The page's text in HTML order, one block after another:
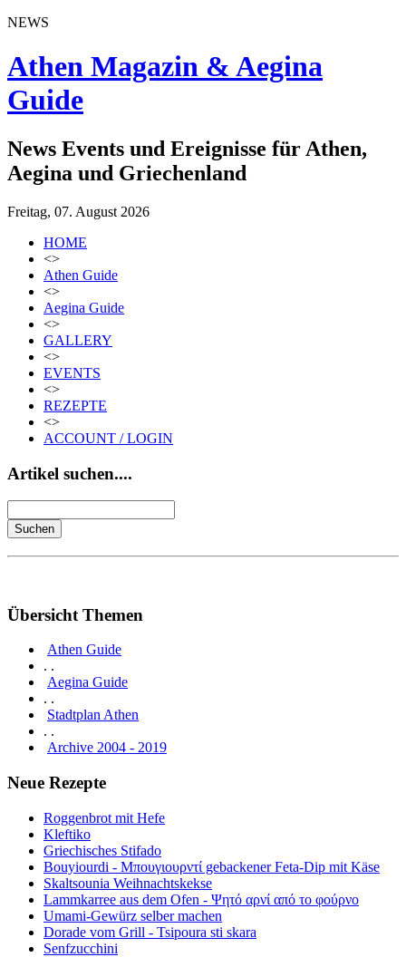
NEWS
Athen Magazin & Aegina
Guide
News Events und Ereignisse für Athen,
Aegina und Griechenland
Freitag, 07. August 2026
HOME
<>
Athen Guide
<>
Aegina Guide
<>
GALLERY
<>
EVENTS
<>
REZEPTE
<>
ACCOUNT / LOGIN
Artikel suchen....
Übersicht Themen
Athen Guide
. .
Aegina Guide
. .
Stadtplan Athen
. .
Archive 2004 - 2019
Neue Rezepte
Roggenbrot mit Hefe
Kleftiko
Griechisches Stifado
Bouyiourdi - Μπουγιουρντί gebackener Feta-Dip mit Käse
Skaltsounia Weihnachtskekse
Lammkarree aus dem Ofen - Ψητό αρνί από το φούρνο
Umami-Gewürz selber machen
Dorade vom Grill - Tsipoura sti skara
Senfzucchini